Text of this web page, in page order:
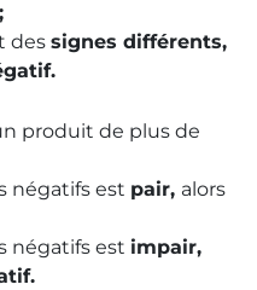
des signes différents,
produit de plus de
négatifs est pair, alors
négatifs est impair,